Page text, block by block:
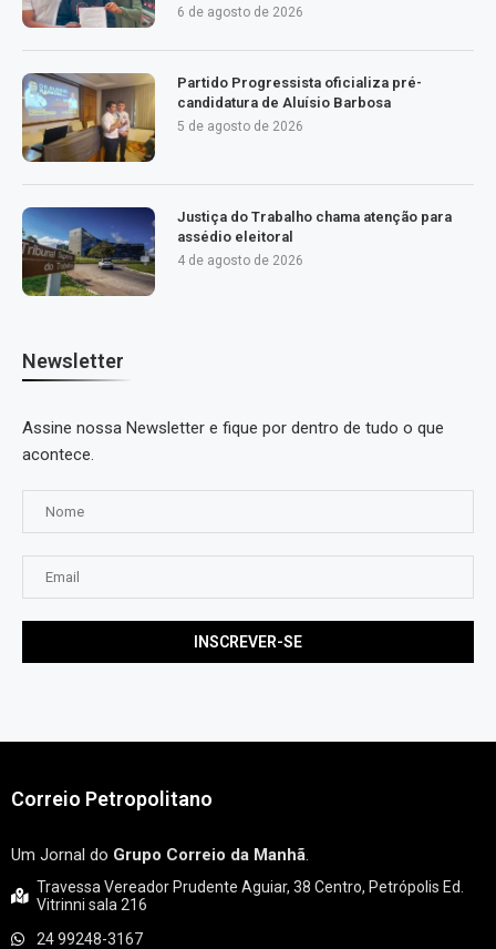
6 de agosto de 2026
Partido Progressista oficializa pré-
candidatura de Aluísio Barbosa
5 de agosto de 2026
Justiça do Trabalho chama atenção para
assédio eleitoral
4 de agosto de 2026
Newsletter
Assine nossa Newsletter e fique por dentro de tudo o que
acontece.
Correio Petropolitano
Um Jornal do Grupo Correio da Manhã.
Travessa Vereador Prudente Aguiar, 38 Centro, Petrópolis Ed.
Vitrinni sala 216
24 99248-3167